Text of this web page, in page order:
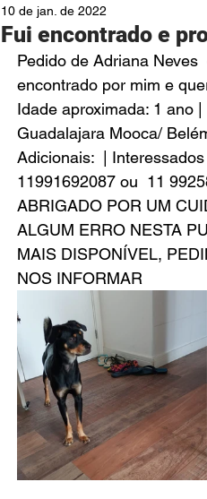
Fui encontrado e
10 de jan. de 2022
Pedido de Adriana Neves
encontrado por mim e
Idade aproximada: 1 ano
Guadalajara Mooca/
Adicionais:  |
11991692087 ou  11
ABRIGADO POR UM
ALGUM ERRO NESTA
MAIS DISPONÍVEL,
NOS INFORMAR